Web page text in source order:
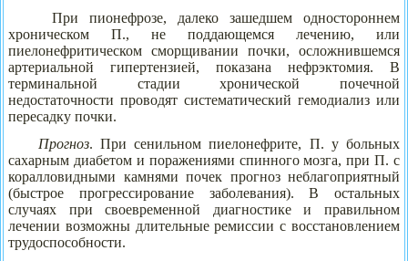
При пионефрозе, далеко зашедшем одностороннем
хроническом П., не поддающемся лечению, или
пиелонефритическом сморщивании почки, осложнившемся
артериальной гипертензией, показана нефрэктомия. В
терминальной стадии хронической почечной
недостаточности проводят систематический гемодиализ или
пересадку почки.
Прогноз. При сенильном пиелонефрите, П. у больных
сахарным диабетом и поражениями спинного мозга, при П. с
коралловидными камнями почек прогноз неблагоприятный
(быстрое прогрессирование заболевания). В остальных
случаях при своевременной диагностике и правильном
лечении возможны длительные ремиссии с восстановлением
трудоспособности.